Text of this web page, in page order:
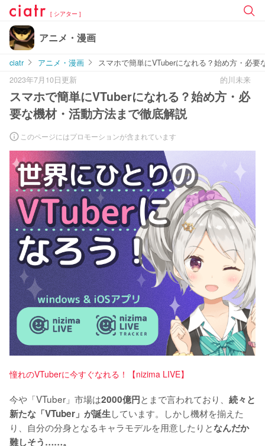
[ シアター ]
アニメ・漫画
ciatr アニメ・漫画
スマホで簡単にVTuberになれる？始め方・必
2023年7月10日更新
的川未来
スマホで簡単にVTuberになれる？始め方・必
要な機材・活動方法まで徹底解説
このページにはプロモーションが含まれています
憧れのVTuberに今すぐなれる！【nizima LIVE】
今や「VTuber」市場は2000億円とまで言われており、 続々と
新たな「VTuber」が誕生しています。しかし機材を揃えた
り、自分の分身となるキャラモデルを用意したりとなんだか
難しそう……。